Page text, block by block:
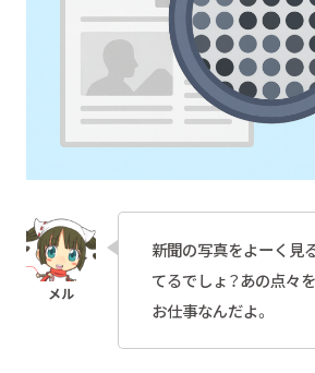
新聞の写真をよーく見
てるでしょ？あの点々
お仕事なんだよ。